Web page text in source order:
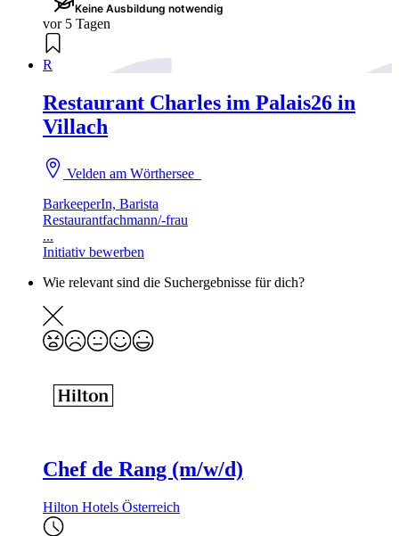
Keine Ausbildung notwendig
vor 5 Tagen
R
Restaurant Charles im Palais26 in
Villach
Velden am Wörthersee
BarkeeperIn, Barista
Restaurantfachmann/-frau
...
Initiativ bewerben
Wie relevant sind die Suchergebnisse für dich?
Chef de Rang (m/w/d)
Hilton Hotels Österreich